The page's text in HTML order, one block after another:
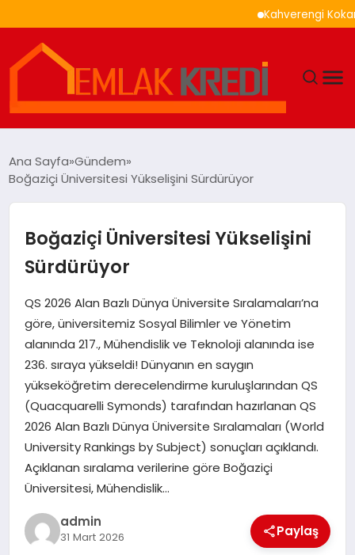
Kahverengi Kokarca İle
EKONOMI
DÜNYA
EĞITIM
MAGAZIN
SAĞLIK
SIYASET
SPOR
TEKNOLOJI
YAŞAM
Ana Sayfa Gündem
Boğaziçi Üniversitesi Yükselişini Sürdürüyor
Boğaziçi Üniversitesi Yükselişini
Sürdürüyor
QS 2026 Alan Bazlı Dünya Üniversite Sıralamaları’na
göre, üniversitemiz Sosyal Bilimler ve Yönetim
alanında 217., Mühendislik ve Teknoloji alanında ise
236. sıraya yükseldi! Dünyanın en saygın
yükseköğretim derecelendirme kuruluşlarından QS
(Quacquarelli Symonds) tarafından hazırlanan QS
2026 Alan Bazlı Dünya Üniversite Sıralamaları (World
University Rankings by Subject) sonuçları açıklandı.
Açıklanan sıralama verilerine göre Boğaziçi
Üniversitesi, Mühendislik…
admin
31 Mart 2026 Paylaş